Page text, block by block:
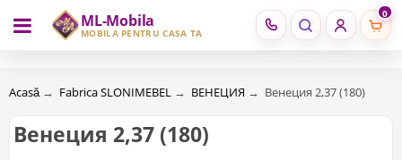
ML-Mobila
MOBILĂ PENTRU CASA TA
0
RU RO
Acasă → Fabrica SLONIMEBEL → ВЕНЕЦИЯ → Венеция 2,37 (180)
Венеция 2,37 (180)